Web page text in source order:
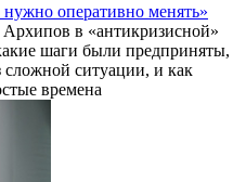
оперативно менять»
в «антикризисной»
шаги были предприняты,
сложной ситуации, и как
времена